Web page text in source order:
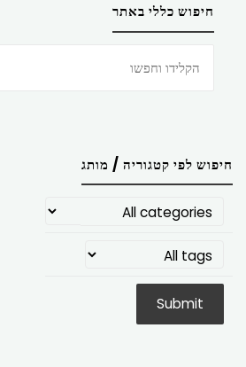
חיפוש כללי באתר
חיפוש לפי קטגוריה / מותג